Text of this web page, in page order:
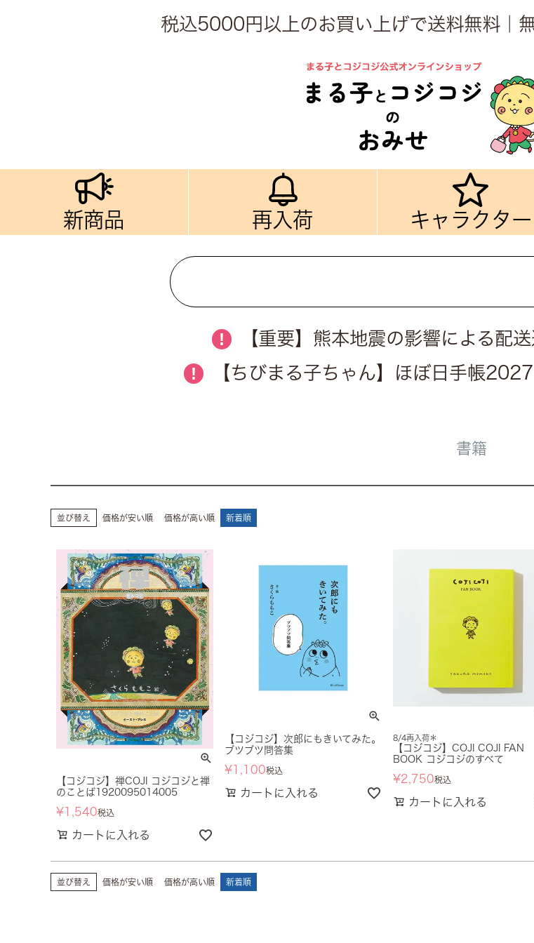
税込5000円以上のお買い上げで送料無料｜
新商品 再入荷 キャラクター
! 【重要】熊本地震の影響による配
! 【ちびまる子ちゃん】ほぼ日手帳
書籍
並び替え 価格が安い順 価格が高い順 新着順
【コジコジ】禅COJI コジコジと禅
のことば1920095014005
¥1,540税込
カートに入れる
【コジコジ】次郎にもきいてみた。
ブツブツ問答集
¥ 1,100税込
カートに入れる
8/4再入荷＊
【コジコジ】COJI COJI FAN
BOOK コジコジのすべて
¥2,750税込
カートに入れる
並び替え 価格が安い順 価格が高い順 新着順